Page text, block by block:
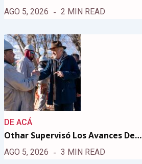
AGO 5, 2026 2 MIN READ
DE ACÁ
Othar Supervisó Los Avances De…
AGO 5, 2026 3 MIN READ